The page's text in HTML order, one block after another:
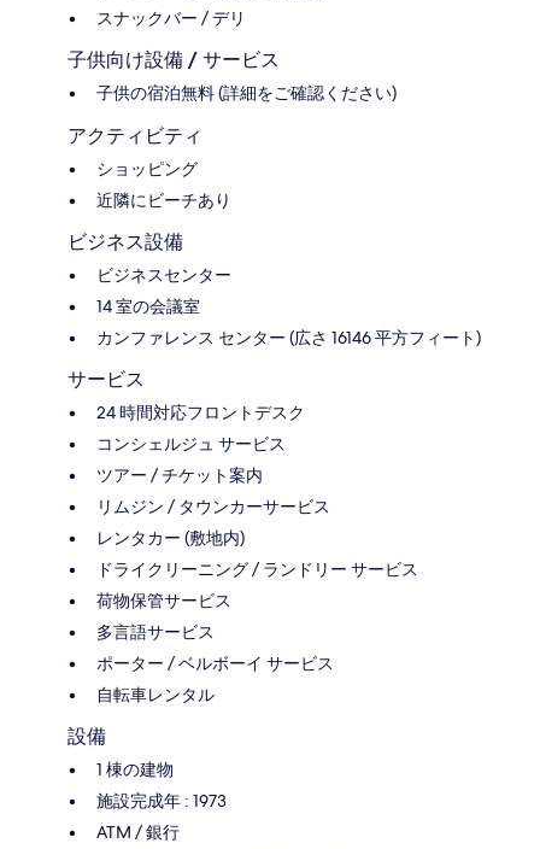
スナックバー / デリ
子供向け設備 / サービス
子供の宿泊無料 (詳細をご確認ください)
アクティビティ
ショッピング
近隣にビーチあり
ビジネス設備
ビジネスセンター
14 室の会議室
カンファレンス センター (広さ 16146 平方フィート)
サービス
24 時間対応フロントデスク
コンシェルジュ サービス
ツアー / チケット案内
リムジン / タウンカーサービス
レンタカー (敷地内)
ドライクリーニング / ランドリー サービス
荷物保管サービス
多言語サービス
ポーター / ベルボーイ サービス
自転車レンタル
設備
1 棟の建物
施設完成年 : 1973
ATM / 銀行